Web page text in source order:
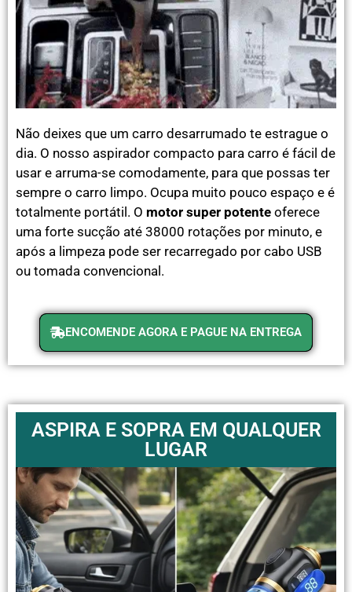
Não deixes que um carro desarrumado te estrague o
dia. O nosso aspirador compacto para carro é fácil de
usar e arruma-se comodamente, para que possas ter
sempre o carro limpo. Ocupa muito pouco espaço e é
totalmente portátil. O motor super potente oferece
uma forte sucção até 38000 rotações por minuto, e
após a limpeza pode ser recarregado por cabo USB
ou tomada convencional.
ENCOMENDE AGORA E PAGUE NA ENTREGA
ASPIRA E SOPRA EM QUALQUER
LUGAR